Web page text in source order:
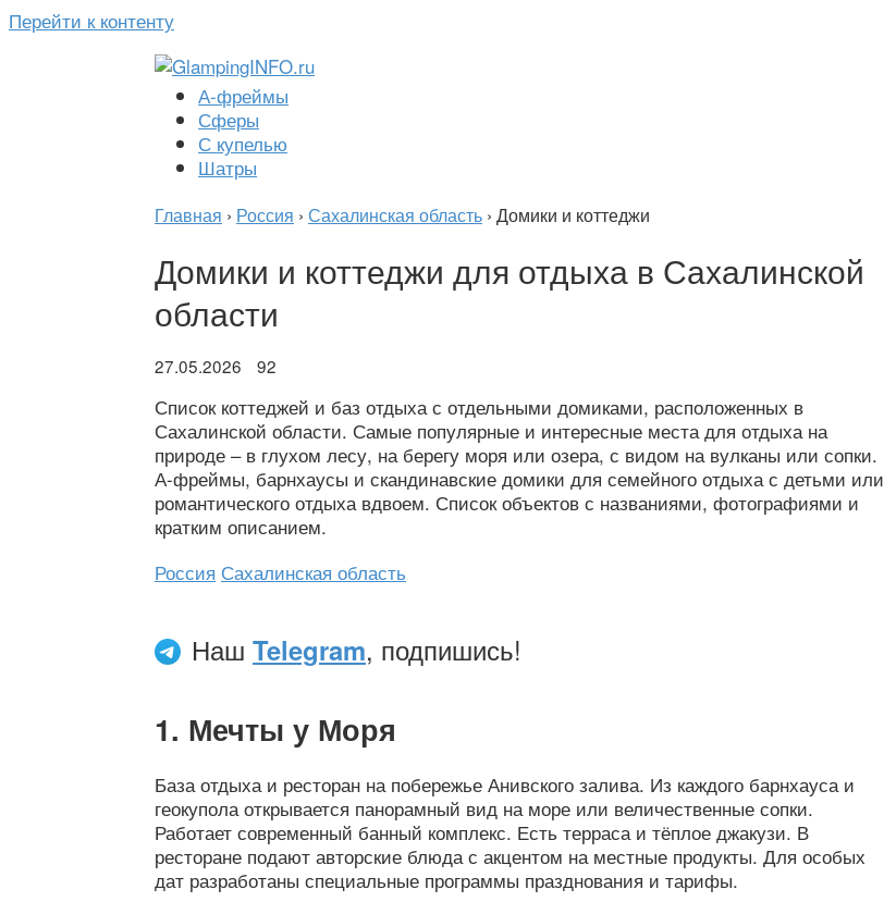
Перейти к контенту
А-фреймы
Сферы
С купелью
Шатры
Главная › Россия › Сахалинская область › Домики и коттеджи
Домики и коттеджи для отдыха в Сахалинской
области
27.05.2026 92
Список коттеджей и баз отдыха с отдельными домиками, расположенных в
Сахалинской области. Самые популярные и интересные места для отдыха на
природе – в глухом лесу, на берегу моря или озера, с видом на вулканы или сопки.
А-фреймы, барнхаусы и скандинавские домики для семейного отдыха с детьми или
романтического отдыха вдвоем. Список объектов с названиями, фотографиями и
кратким описанием.
Россия Сахалинская область
Наш Telegram, подпишись!
Мечты у Моря
База отдыха и ресторан на побережье Анивского залива. Из каждого барнхауса и
геокупола открывается панорамный вид на море или величественные сопки.
Работает современный банный комплекс. Есть терраса и тёплое джакузи. В
ресторане подают авторские блюда с акцентом на местные продукты. Для особых
дат разработаны специальные программы празднования и тарифы.